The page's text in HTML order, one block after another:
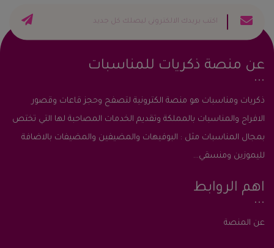
عن منصة ذكريات للمناسبات
ذكريات ومناسبات هو منصة الكترونية لتصفح وحجز قاعات وقصور
الافراح والمناسبات بالمملكة وتقديم الخدمات المصاحبة لها التي تختص
بمجال المناسبات مثل : البوفيهات والمضيفين والمضيفات بالاضافة
لليموزين ومنسقي...
اهم الروابط
عن المنصة